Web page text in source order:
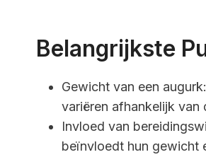
Belangrijkste
Gewicht van een
variëren afhankelijk
Invloed van
beïnvloedt hun gewicht